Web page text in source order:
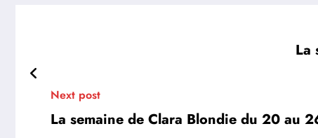
La
Next post
La semaine de Clara Blondie du 20 au